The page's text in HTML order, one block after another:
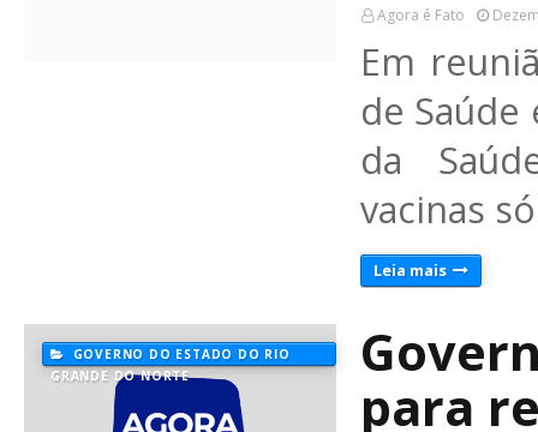
Agora é Fato
Em
de
da
vacinas
Leia mais
GOVERNO DO ESTADO DO RIO
GRANDE DO NORTE
para